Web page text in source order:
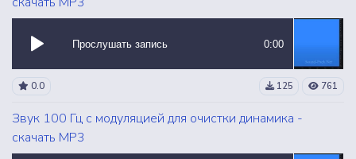
Прослушать запись 0:00
0.0 125 761
Звук 100 Гц с модуляцией для очистки динамика -
скачать MP3